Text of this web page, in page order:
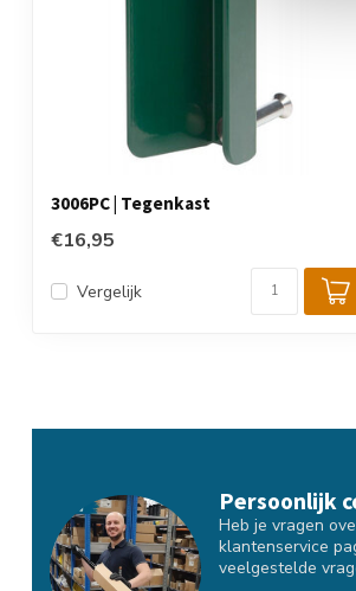
3006PC | Tegenkast
€16,95
Vergelijk
Persoonlijk
Heb je vragen
klantenservice
veelgestelde